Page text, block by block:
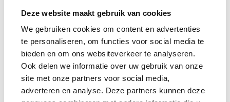
Deze website maakt gebruik van cookies
We gebruiken cookies om content en advertenties
te personaliseren, om functies voor social media te
bieden en om ons websiteverkeer te analyseren.
Ook delen we informatie over uw gebruik van onze
site met onze partners voor social media,
adverteren en analyse. Deze partners kunnen deze
Woezel & Pip – Haarband
Woezel
7.99
Crinkly Squirrel
€7.99